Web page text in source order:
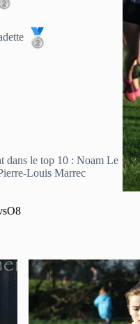
dans le top 10 : Noam Le
Louis Marrec